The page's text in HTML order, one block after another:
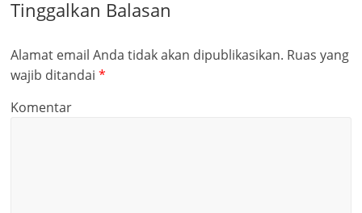
Tinggalkan Balasan
Alamat email Anda tidak akan dipublikasikan. Ruas yang
wajib ditandai*
Komentar